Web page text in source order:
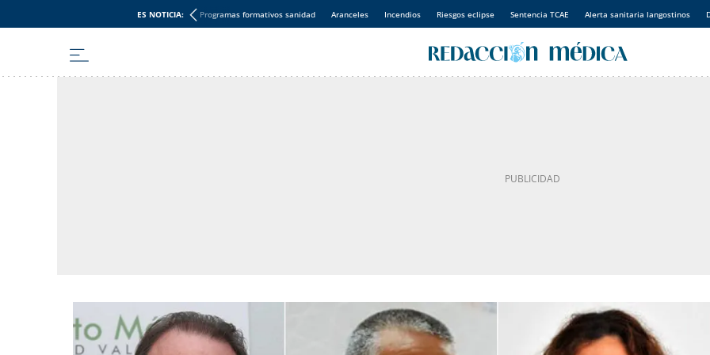
ES NOTICIA: Programas formativos sanidad Aranceles Incendios Riesgos eclipse Sentencia TCAE Alerta sanitaria langostinos